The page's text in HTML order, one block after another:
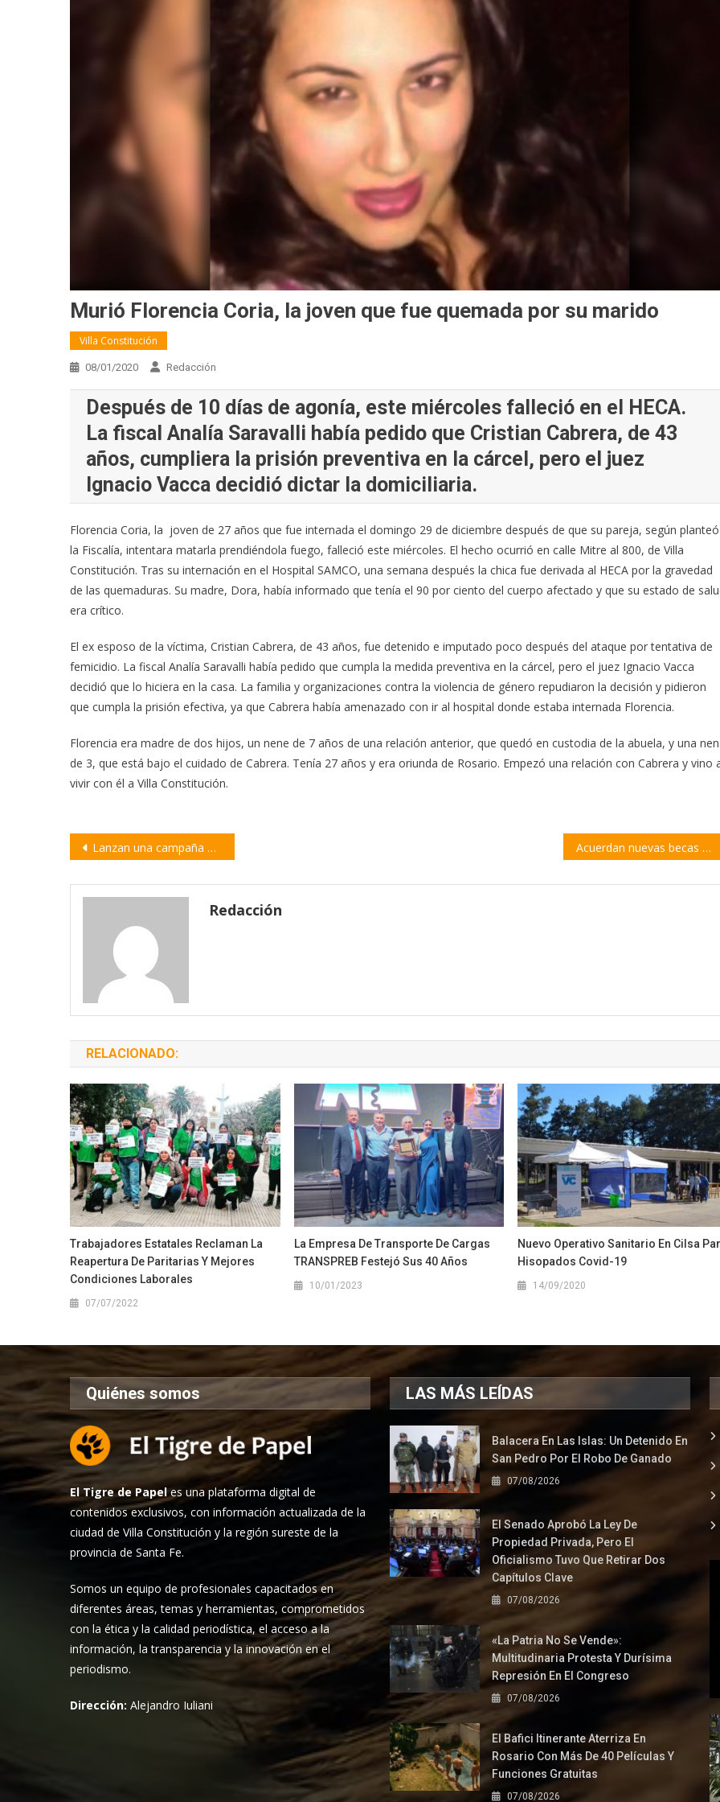
Murió Florencia Coria, la joven que fue quemada por su marido
Villa Constitución
08/01/2020 Redacción
Después de 10 días de agonía, este miércoles falleció en el HECA.
La fiscal Analía Saravalli había pedido que Cristian Cabrera, de 43
años, cumpliera la prisión preventiva en la cárcel, pero el juez
Ignacio Vacca decidió dictar la domiciliaria.
Florencia Coria, la joven de 27 años que fue internada el domingo 29 de diciembre después de que su pareja, según planteó
la Fiscalía, intentara matarla prendiéndola fuego, falleció este miércoles. El hecho ocurrió en calle Mitre al 800, de Villa
Constitución. Tras su internación en el Hospital SAMCO, una semana después la chica fue derivada al HECA por la gravedad
de las quemaduras. Su madre, Dora, había informado que tenía el 90 por ciento del cuerpo afectado y que su estado de
era crítico.
El ex esposo de la víctima, Cristian Cabrera, de 43 años, fue detenido e imputado poco después del ataque por tentativa de
femicidio. La fiscal Analía Saravalli había pedido que cumpla la medida preventiva en la cárcel, pero el juez Ignacio Vacca
decidió que lo hiciera en la casa. La familia y organizaciones contra la violencia de género repudiaron la decisión y pidieron
que cumpla la prisión efectiva, ya que Cabrera había amenazado con ir al hospital donde estaba internada Florencia.
Florencia era madre de dos hijos, un nene de 7 años de una relación anterior, que quedó en custodia de la abuela, y una
de 3, que está bajo el cuidado de Cabrera. Tenía 27 años y era oriunda de Rosario. Empezó una relación con Cabrera y vino
vivir con él a Villa Constitución.
Navegación
entradas
Lanzan una campaña de prevención contra el Dengue, Zyka y Chikungunya Acuerdan nuevas becas para la UNR
Redacción
RELACIONADO:
Trabajadores Estatales Reclaman La
Reapertura De Paritarias Y Mejores
Condiciones Laborales
07/07/2022
La Empresa De Transporte De Cargas
TRANSPREB Festejó Sus 40 Años
10/01/2023
Nuevo Operativo Sanitario En Cilsa
Hisopados Covid-19
14/09/2020
Quiénes somos
El Tigre de Papeles una plataforma digital de
contenidos exclusivos, con información actualizada de la
ciudad de Villa Constitución y la región sureste de la
provincia de Santa Fe.
Somos un equipo de profesionales capacitados en
diferentes áreas, temas y herramientas, comprometidos
con la ética y la calidad periodística, el acceso a la
información, la transparencia y la innovación en el
periodismo.
Dirección:Alejandro Iuliani
LAS MÁS LEÍDAS
Balacera En Las Islas: Un Detenido En
San Pedro Por El Robo De Ganado
07/08/2026
El Senado Aprobó La Ley De
Propiedad Privada, Pero El
Oficialismo Tuvo Que Retirar Dos
Capítulos Clave
07/08/2026
«La Patria No Se Vende»:
Multitudinaria Protesta Y Durísima
Represión En El Congreso
07/08/2026
El Bafici Itinerante Aterriza En
Rosario Con Más De 40 Películas Y
Funciones Gratuitas
07/08/2026